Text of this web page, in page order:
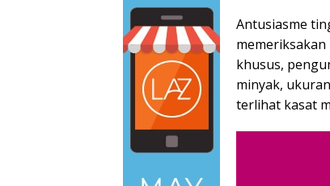
Antusiasme
khusus,
minyak,
terlihat kasat